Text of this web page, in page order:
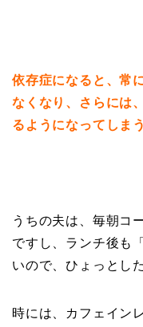
依存症になると、常
なくなり、さらには
るようになってしま
うちの夫は、毎朝コ
ですし、ランチ後も
いので、ひょっとし
時には、カフェイン